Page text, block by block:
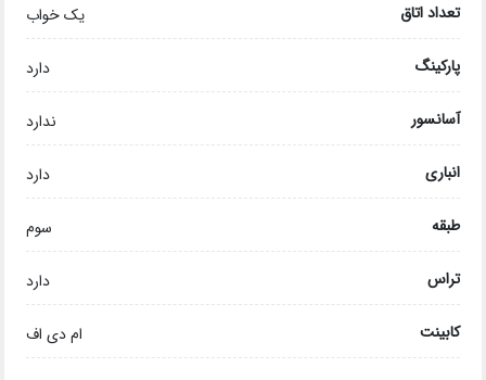
تعداد اتاق یک خواب
پارکینگ دارد
آسانسور ندارد
انباری دارد
طبقه سوم
تراس دارد
کابینت ام دی اف